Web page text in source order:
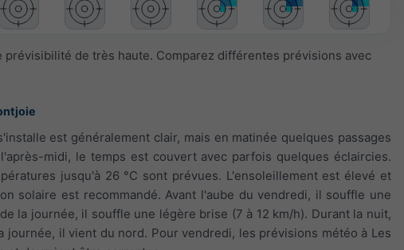
de très haute. Comparez différentes prévisions avec
est généralement clair, mais en matinée quelques passages
midi, le temps est couvert avec parfois quelques éclaircies.
jusqu'à 26 °C sont prévues. L'ensoleillement est élevé et
solaire est recommandé. Avant l'aube du vendredi, il souffle une
la journée, il souffle une légère brise (7 à 12 km/h). Durant la nuit,
il vient du nord. Pour vendredi, les prévisions météo à Les